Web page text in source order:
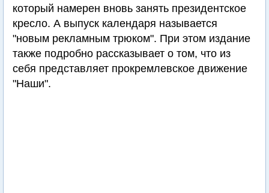
который намерен вновь занять президентское
кресло. А выпуск календаря называется
"новым рекламным трюком". При этом издание
также подробно рассказывает о том, что из
себя представляет прокремлевское движение
"Наши".